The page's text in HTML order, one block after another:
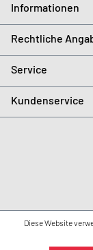
Informationen
Rechtliche
Service
Kundenservice
Diese Website